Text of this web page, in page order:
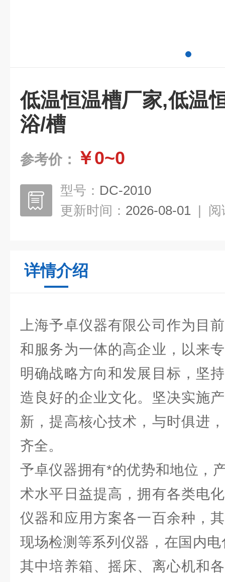
低温恒温槽厂家,低温
浴/槽
参考价： ￥0~0
型号： DC-2010
更新时间： 2026-08-01 | 阅
详情介绍
上海予卓仪器有限公司作为目
和服务为一体的高企业，以来
明确战略方向和发展目标，坚
造良好的企业文化。坚决实施
新，提高核心技术，与时俱进
齐全。
予卓仪器拥有*的优势和地位，
术水平日益提高，拥有各类电
仪器和应用方案各一百余种，
现场检测等系列仪器，在国内
其中培养箱、摇床、离心机和